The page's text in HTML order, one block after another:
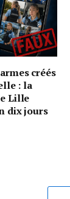
créés
: la
Lille
dix jours